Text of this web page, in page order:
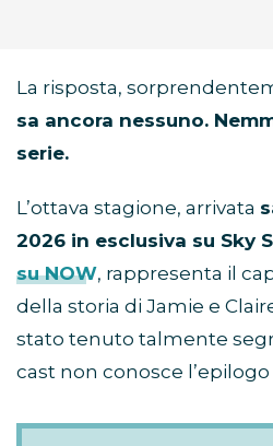
La risposta,
sa ancora nessuno.
serie.
L’ottava stagione, arrivata
2026 in esclusiva su Sky
su NOW, rappresenta il
della storia di Jamie e
stato tenuto talmente
cast non conosce